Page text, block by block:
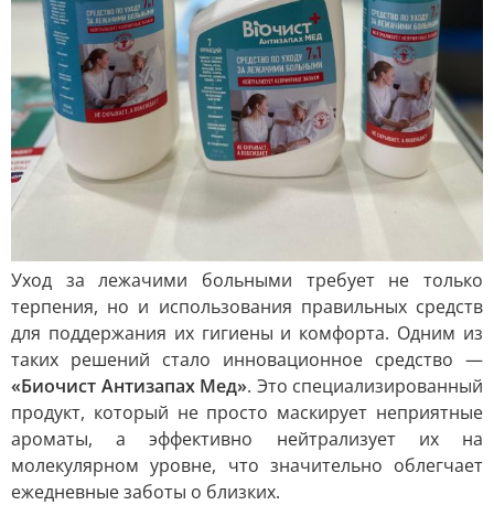
Уход за лежачими больными требует не только
терпения, но и использования правильных средств
для поддержания их гигиены и комфорта. Одним из
таких решений стало инновационное средство —
«Биочист Антизапах Мед». Это специализированный
продукт, который не просто маскирует неприятные
ароматы, а эффективно нейтрализует их на
молекулярном уровне, что значительно облегчает
ежедневные заботы о близких.